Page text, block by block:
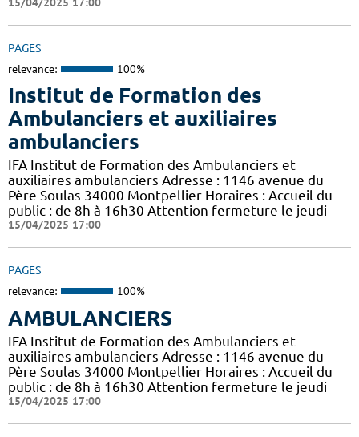
PAGES
relevance: 100%
Institut de Formation des
Ambulanciers et auxiliaires
ambulanciers
IFA Institut de Formation des Ambulanciers et
auxiliaires ambulanciers Adresse : 1146 avenue du
Père Soulas 34000 Montpellier Horaires : Accueil du
public : de 8h à 16h30 Attention fermeture le jeudi
15/04/2025 17:00
PAGES
relevance: 100%
AMBULANCIERS
IFA Institut de Formation des Ambulanciers et
auxiliaires ambulanciers Adresse : 1146 avenue du
Père Soulas 34000 Montpellier Horaires : Accueil du
public : de 8h à 16h30 Attention fermeture le jeudi
15/04/2025 17:00